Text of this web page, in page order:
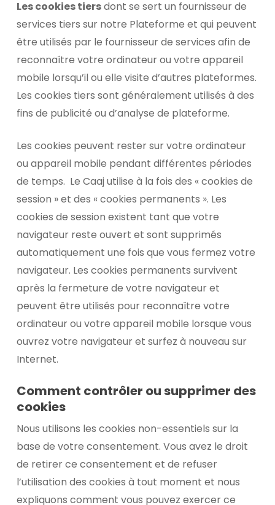
Les cookies tiersdont se sert un fournisseur de
services tiers sur notre Plateforme et qui peuvent
être utilisés par le fournisseur de services afin de
reconnaître votre ordinateur ou votre appareil
mobile lorsqu’il ou elle visite d’autres plateformes.
Les cookies tiers sont généralement utilisés à des
fins de publicité ou d’analyse de plateforme.
Les cookies peuvent rester sur votre ordinateur
ou appareil mobile pendant différentes périodes
de temps. Le Caaj utilise à la fois des « cookies de
session » et des « cookies permanents ». Les
cookies de session existent tant que votre
navigateur reste ouvert et sont supprimés
automatiquement une fois que vous fermez votre
navigateur. Les cookies permanents survivent
après la fermeture de votre navigateur et
peuvent être utilisés pour reconnaître votre
ordinateur ou votre appareil mobile lorsque vous
ouvrez votre navigateur et surfez à nouveau sur
Internet.
Comment contrôler ou supprimer des
cookies
Nous utilisons les cookies non-essentiels sur la
base de votre consentement. Vous avez le droit
de retirer ce consentement et de refuser
l’utilisation des cookies à tout moment et nous
expliquons comment vous pouvez exercer ce